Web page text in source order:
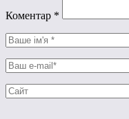
Коментар *